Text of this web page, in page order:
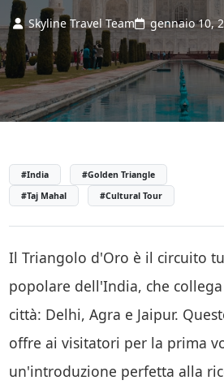
Skyline Travel Team gennaio 10,
#India
#Golden Triangle
#Taj Mahal
#Cultural Tour
Il Triangolo d'Oro è il circuito
popolare dell'India, che
città: Delhi, Agra e Jaipur.
offre ai visitatori per la prima
un'introduzione perfetta alla